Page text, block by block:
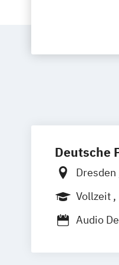
Deutsche
Dresden
Nürnberg
Vollzeit
Audio
Film